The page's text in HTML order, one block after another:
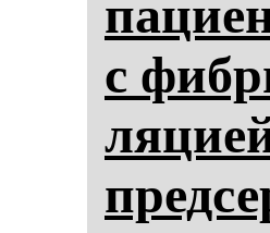
с